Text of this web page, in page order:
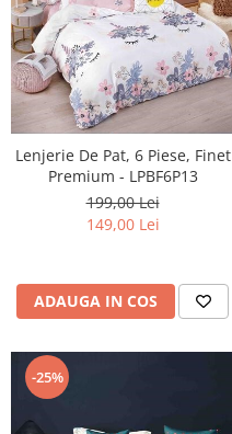
Lenjerie De Pat, 6 Piese, Finet
Premium - LPBF6P13
199,00 Lei
149,00 Lei
ADAUGA IN COS
-25%